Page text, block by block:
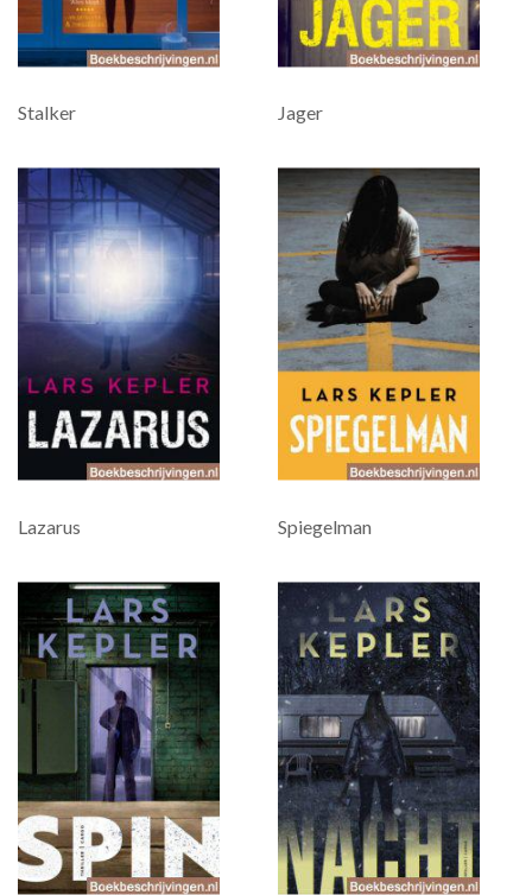
Stalker Jager
Lazarus Spiegelman